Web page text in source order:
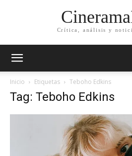
Crítica, análisis y
Inicio Etiquetas Teboho Edkins
Tag: Teboho Edkins